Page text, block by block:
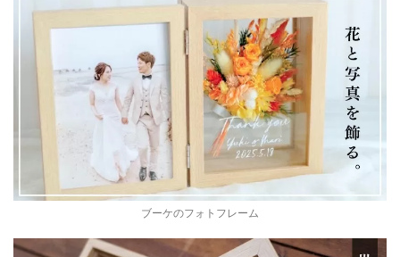
ブーケのフォトフレーム